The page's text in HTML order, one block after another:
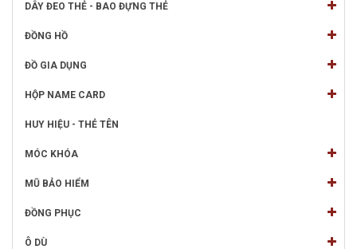
DÂY ĐEO THẺ - BAO ĐỰNG THẺ
ĐỒNG HỒ
ĐỒ GIA DỤNG
HỘP NAME CARD
HUY HIỆU - THẺ TÊN
MÓC KHÓA
MŨ BẢO HIỂM
ĐỒNG PHỤC
Ô DÙ